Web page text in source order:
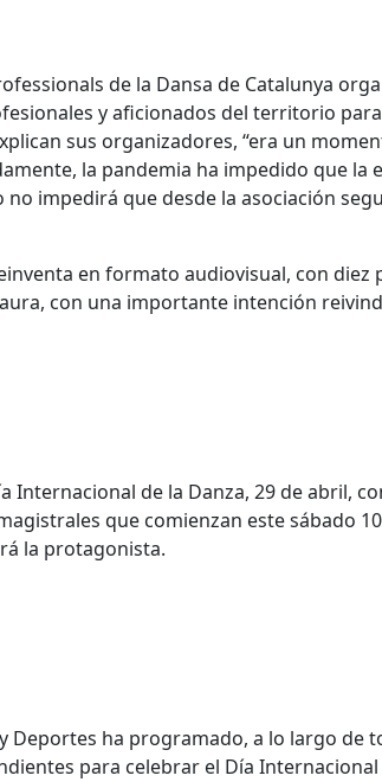
de la Dansa de Catalunya
y aficionados del territorio
sus organizadores, “era un
la pandemia ha impedido que la
impedirá que desde la asociación
en formato audiovisual, con diez
con una importante intención
Internacional de la Danza, 29 de abril,
que comienzan este sábado
la protagonista.
Deportes ha programado, a lo largo de
para celebrar el Día Internacional